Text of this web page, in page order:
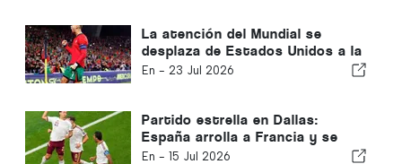
La atención del Mundial se
desplaza de Estados Unidos a la
Península Ibérica
En - 23 Jul 2026
Partido estrella en Dallas:
España arrolla a Francia y se
clasifica para la final del Mundial
En - 15 Jul 2026